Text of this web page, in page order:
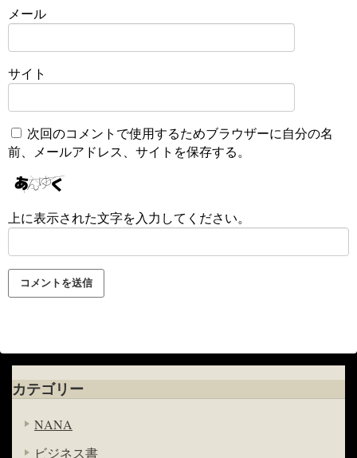
メール
サイト
次回のコメントで使用するためブラウザーに自分の名
前、メールアドレス、サイトを保存する。
上に表示された文字を入力してください。
カテゴリー
NANA
ビジネス書